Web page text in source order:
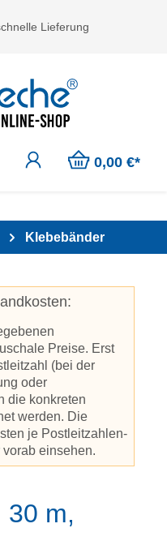
Lieferung
0,00 €*
Klebebänder
Preise. Erst
(bei der
oder
die konkreten
werden. Die
je Postleitzahlen-
vorab einsehen.
30 m,